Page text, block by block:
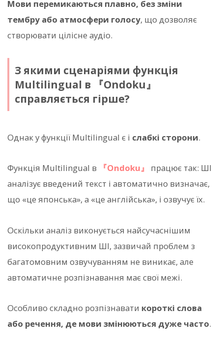
Мови перемикаються плавно, без зміни
тембру або атмосфери голосу, що дозволяє
створювати цілісне аудіо.
З якими сценаріями функція
Multilingual в 『Ondoku』
справляється гірше?
Однак у функції Multilingual є і слабкі сторони.
Функція Multilingual в 『Ondoku』
працює так: ШІ
аналізує введений текст і автоматично визначає,
що «це японська», а «це англійська», і озвучує їх.
Оскільки аналіз виконується найсучаснішим
високопродуктивним ШІ, зазвичай проблем з
багатомовним озвучуванням не виникає, але
автоматичне розпізнавання має свої межі.
Особливо складно розпізнавати короткі слова
або речення, де мови змінюються дуже часто.